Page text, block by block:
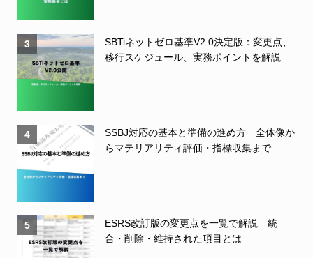
3
SBTiネットゼロ基準V2.0決定版：変更点、
移行スケジュール、実務ポイントを解説
4
SSBJ対応の基本と準備の進め方 全体像か
らマテリアリティ評価・指標収集まで
5
ESRS改訂版の変更点を一覧で解説 統
合・削除・維持された項目とは